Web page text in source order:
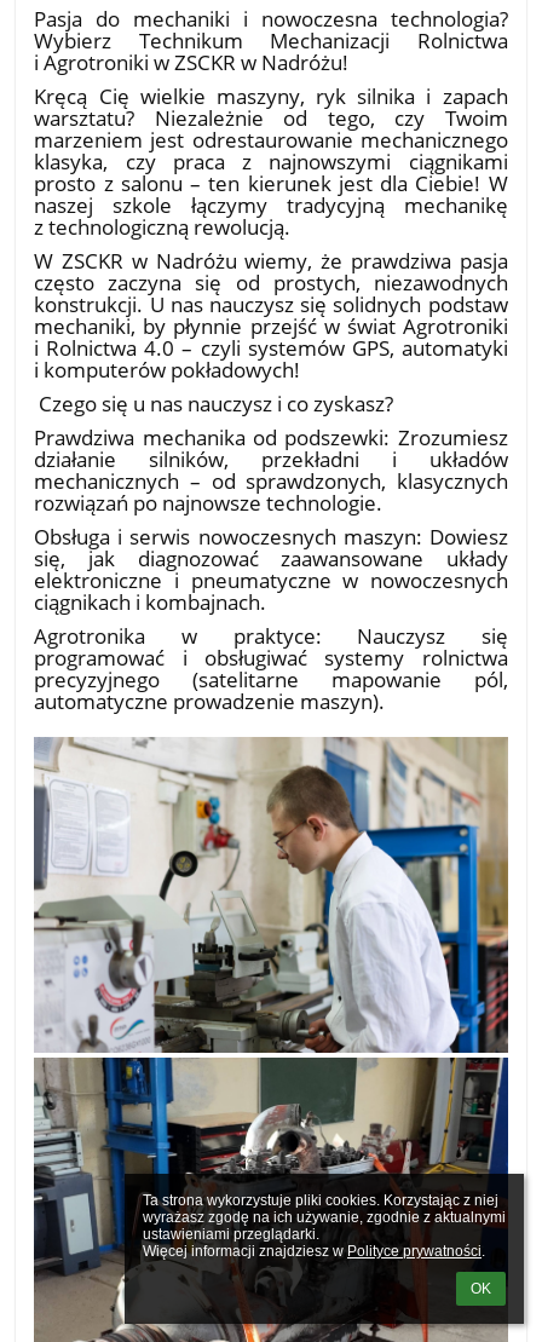
Ta strona wykorzystuje pliki cookies. Korzystając z niej
wyrażasz zgodę na ich używanie, zgodnie z aktualnymi
ustawieniami przeglądarki.
Więcej informacji znajdziesz w Polityce prywatności.
OK
Pasja do mechaniki i nowoczesna technologia?
Wybierz Technikum Mechanizacji Rolnictwa
i Agrotroniki w ZSCKR w Nadróżu!
​Kręcą Cię wielkie maszyny, ryk silnika i zapach
warsztatu? Niezależnie od tego, czy Twoim
marzeniem jest odrestaurowanie mechanicznego
klasyka, czy praca z najnowszymi ciągnikami
prosto z salonu – ten kierunek jest dla Ciebie! W
naszej szkole łączymy tradycyjną mechanikę
z technologiczną rewolucją.
​W ZSCKR w Nadróżu wiemy, że prawdziwa pasja
często zaczyna się od prostych, niezawodnych
konstrukcji. U nas nauczysz się solidnych podstaw
mechaniki, by płynnie przejść w świat Agrotroniki
i Rolnictwa 4.0 – czyli systemów GPS, automatyki
i komputerów pokładowych!
​ Czego się u nas nauczysz i co zyskasz?
​Prawdziwa mechanika od podszewki: Zrozumiesz
działanie silników, przekładni i układów
mechanicznych – od sprawdzonych, klasycznych
rozwiązań po najnowsze technologie.
​Obsługa i serwis nowoczesnych maszyn: Dowiesz
się, jak diagnozować zaawansowane układy
elektroniczne i pneumatyczne w nowoczesnych
ciągnikach i kombajnach.
​Agrotronika w praktyce: Nauczysz się
programować i obsługiwać systemy rolnictwa
precyzyjnego (satelitarne mapowanie pól,
automatyczne prowadzenie maszyn).